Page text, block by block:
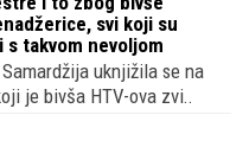
svi koji su
takvom nevoljom
uknjižila se na
je bivša HTV-ova zvi..